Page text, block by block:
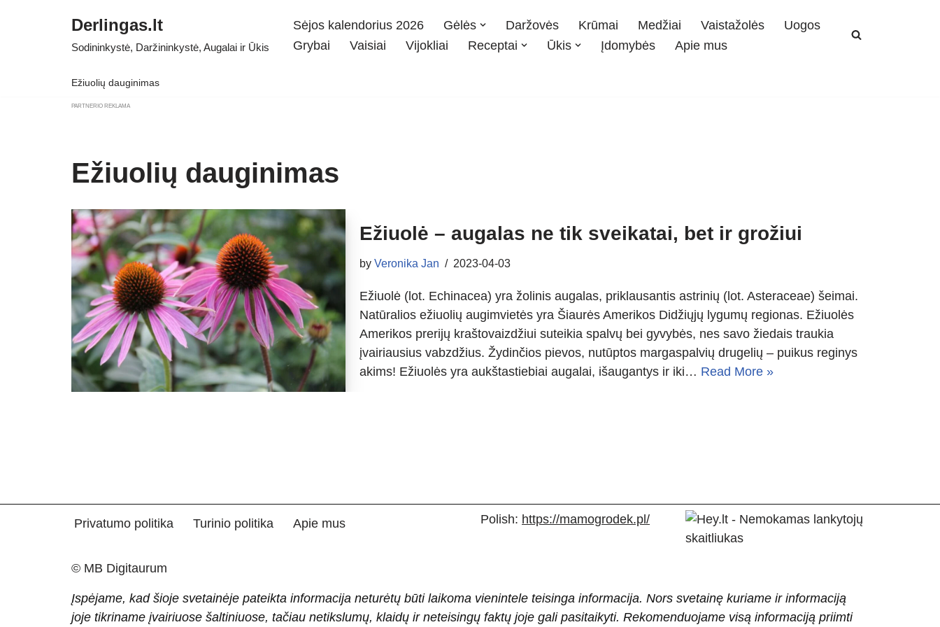
Derlingas.lt
Sodininkystė, Daržininkystė, Augalai ir Ūkis
Sėjos kalendorius 2026 Gėlės Daržovės Krūmai Medžiai Vaistažolės
Uogos
Grybai
Vaisiai Vijokliai Receptai Ūkis Įdomybės Apie mus
Ežiuolių dauginimas
PARTNERIO REKLAMA
Ežiuolių dauginimas
Ežiuolė – augalas ne tik sveikatai, bet ir grožiui
by Veronika Jan 2023-04-03
Ežiuolė (lot. Echinacea) yra žolinis augalas, priklausantis astrinių (lot. Asteraceae) šeimai.
Natūralios ežiuolių augimvietės yra Šiaurės Amerikos Didžiųjų lygumų regionas. Ežiuolės
Amerikos prerijų kraštovaizdžiui suteikia spalvų bei gyvybės, nes savo žiedais traukia
įvairiausius vabzdžius. Žydinčios pievos, nutūptos margaspalvių drugelių – puikus reginys
akims! Ežiuolės yra aukštastiebiai augalai, išaugantys ir iki… Read More »
Privatumo politika Turinio politika Apie mus Polish: https://mamogrodek.pl/
© MB Digitaurum
Įspėjame, kad šioje svetainėje pateikta informacija neturėtų būti laikoma vienintele teisinga informacija. Nors svetainę kuriame ir informaciją
joje tikriname įvairiuose šaltiniuose, tačiau netikslumų, klaidų ir neteisingų faktų joje gali pasitaikyti. Rekomenduojame visą informaciją priimti